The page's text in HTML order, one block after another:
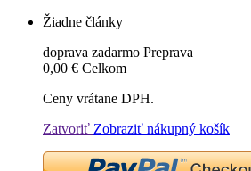
Žiadne články
doprava zadarmo Preprava
0,00 € Celkom
Ceny vrátane DPH.
Zatvoriť Zobraziť nákupný košík